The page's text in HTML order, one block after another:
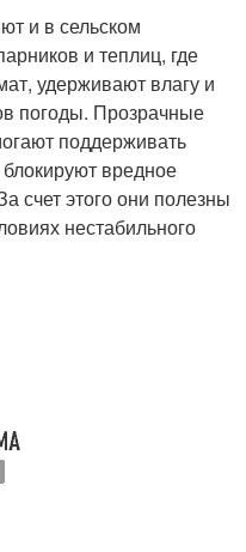
и в сельском
и теплиц, где
удерживают влагу и
погоды. Прозрачные
поддерживать
вредное
счет этого они полезны
нестабильного